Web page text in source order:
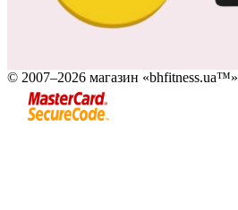
© 2007–2026 магазин «bhfitness.ua™»